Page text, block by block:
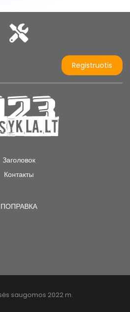
Registruotis
Заголовок
Контакты
ПОПРАВКА
saugomos 2022 m.